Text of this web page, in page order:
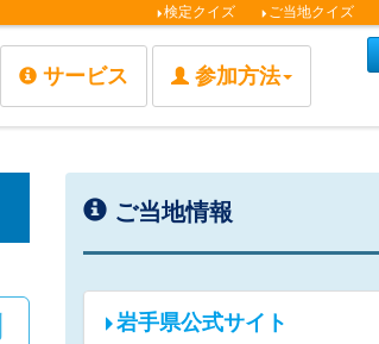
検定クイズ ご当地クイズ
サービス 参加方法
ご当地情報
岩手県公式サイト